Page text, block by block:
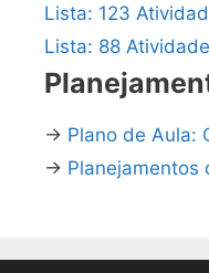
Lista: 123
Lista: 88
→ Plano de Aula:
→ Planejamentos